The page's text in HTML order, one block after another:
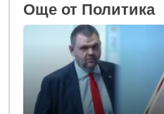
Oще от Политика